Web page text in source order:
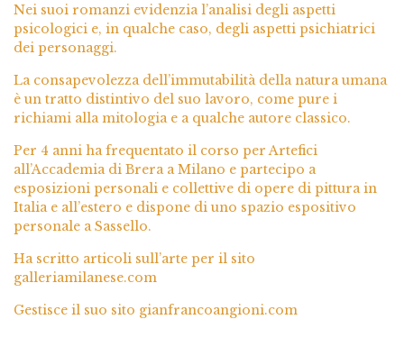
Nei suoi romanzi evidenzia l’analisi degli aspetti
psicologici e, in qualche caso, degli aspetti psichiatrici
dei personaggi.
La consapevolezza dell’immutabilità della natura umana
è un tratto distintivo del suo lavoro, come pure i
richiami alla mitologia e a qualche autore classico.
Per 4 anni ha frequentato il corso per Artefici
all’Accademia di Brera a Milano e partecipo a
esposizioni personali e collettive di opere di pittura in
Italia e all’estero e dispone di uno spazio espositivo
personale a Sassello.
Ha scritto articoli sull’arte per il sito
galleriamilanese.com
Gestisce il suo sito gianfrancoangioni.com